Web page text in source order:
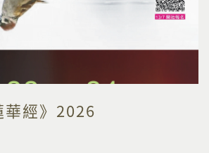
華經》2026